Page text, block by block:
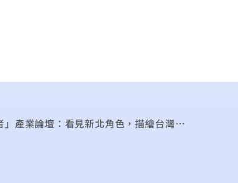
影音》2025新北市「變局中的領航者」產業論壇：看見新北角色，描繪台灣企業出海的行動藍圖｜廣編企劃